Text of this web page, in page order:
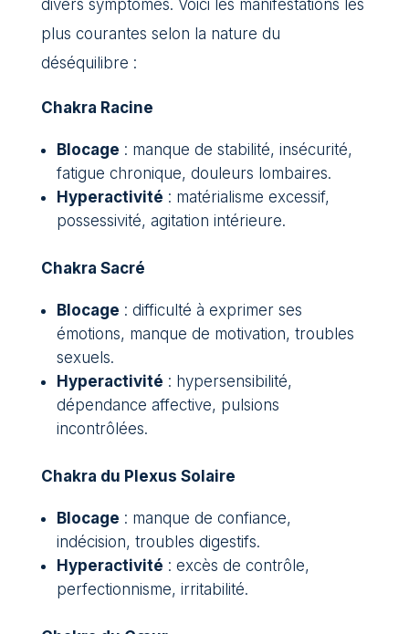
divers symptômes. Voici les manifestations les
plus courantes selon la nature du
déséquilibre :
Chakra Racine
Blocage : manque de stabilité, insécurité,
fatigue chronique, douleurs lombaires.
Hyperactivité : matérialisme excessif,
possessivité, agitation intérieure.
Chakra Sacré
Blocage : difficulté à exprimer ses
émotions, manque de motivation, troubles
sexuels.
Hyperactivité : hypersensibilité,
dépendance affective, pulsions
incontrôlées.
Chakra du Plexus Solaire
Blocage : manque de confiance,
indécision, troubles digestifs.
Hyperactivité : excès de contrôle,
perfectionnisme, irritabilité.